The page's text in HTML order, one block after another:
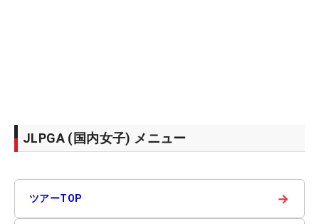
JLPGA (国内女子) メニュー
ツアーTOP →